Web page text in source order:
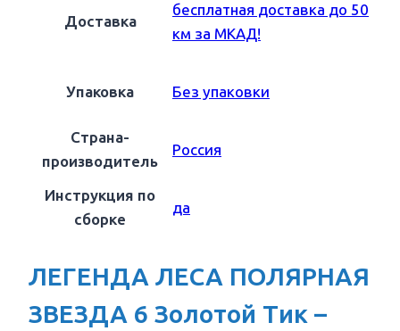
Доставка
бесплатная доставка до 50
км за МКАД!
Упаковка Без упаковки
Страна-
производитель
Россия
Инструкция по
сборке
да
ЛЕГЕНДА ЛЕСА ПОЛЯРНАЯ
ЗВЕЗДА 6 Золотой Тик –